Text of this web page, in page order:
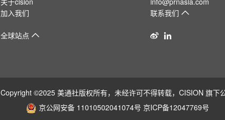
加入我们
全球站点
联系我们
Copyright ©2025 美通社版权所有，未经许可不得转载，CISION 旗下
京公网安备 11010502041074号 京ICP备12047769号